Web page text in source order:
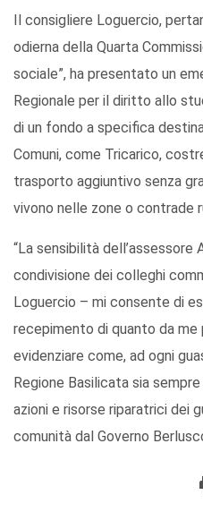
Il consigliere Loguercio,
odierna della Quarta
sociale”, ha presentato un
Regionale per il diritto allo
di un fondo a specifica
Comuni, come Tricarico,
trasporto aggiuntivo senza
vivono nelle zone o contrade
“La sensibilità dell’assessore
condivisione dei colleghi
Loguercio – mi consente di
recepimento di quanto da
evidenziare come, ad ogni
Regione Basilicata sia
azioni e risorse riparatrici dei
comunità dal Governo